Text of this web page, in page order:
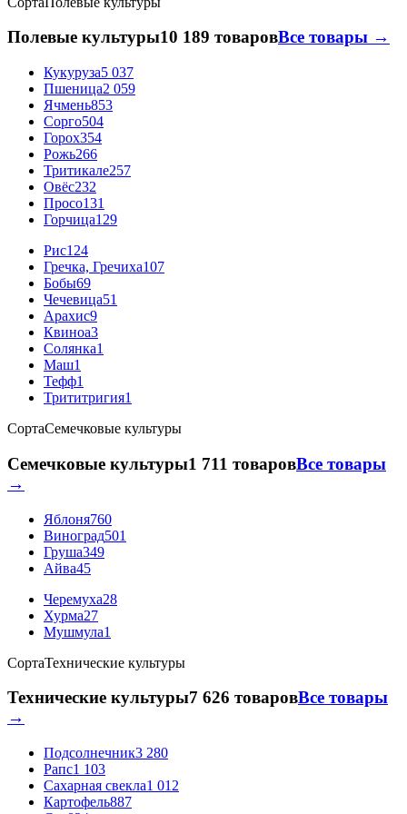
Полевые культуры10 189 товаровВсе товары →
Кукуруза5 037
Пшеница2 059
Ячмень853
Сорго504
Горох354
Рожь266
Тритикале257
Овёс232
Просо131
Горчица129
Рис124
Гречка, Гречиха107
Бобы69
Чечевица51
Арахис9
Квиноа3
Солянка1
Маш1
Тефф1
Трититригия1
СортаСемечковые культуры
Семечковые культуры1 711 товаровВсе товары
→
Яблоня760
Виноград501
Груша349
Айва45
Черемуха28
Хурма27
Мушмула1
СортаТехнические культуры
Технические культуры7 626 товаровВсе товары
→
Подсолнечник3 280
Рапс1 103
Сахарная свекла1 012
Картофель887